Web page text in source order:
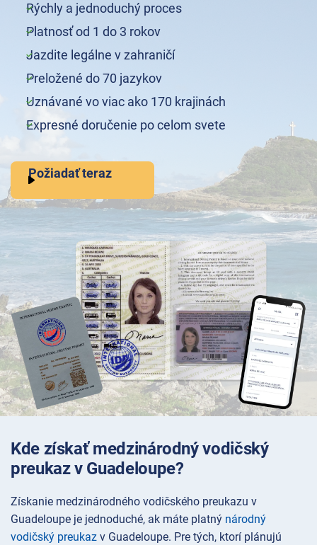
Rýchly a jednoduchý proces
Platnosť od 1 do 3 rokov
Jazdite legálne v zahraničí
Preložené do 70 jazykov
Uznávané vo viac ako 170 krajinách
Expresné doručenie po celom svete
Požiadať teraz
Kde získať medzinárodný vodičský
preukaz v Guadeloupe?
Získanie medzinárodného vodičského preukazu v
Guadeloupe je jednoduché, ak máte platný národný
vodičský preukaz v Guadeloupe. Pre tých, ktorí plánujú